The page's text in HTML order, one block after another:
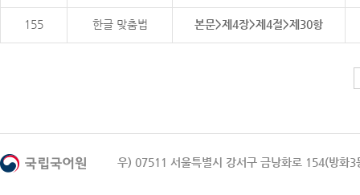
155 한글 맞춤법 본문>제4장>제4절>제30항
우) 07511 서울특별시 강서구 금낭화로 154(방화3